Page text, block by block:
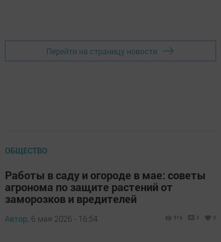
Перейти на страницу новости
ОБЩЕСТВО
Работы в саду и огороде в мае: советы
агронома по защите растений от
заморозков и вредителей
Автор, 6 мая 2026 - 16:54 519 0 0